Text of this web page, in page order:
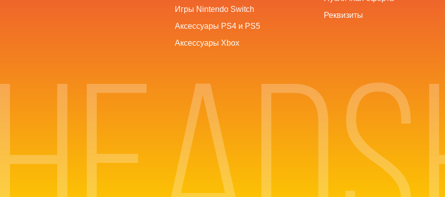
Аксессуары Xbox
Игры Nintendo Switch
Аксессуары PS4 и PS5
Реквизиты